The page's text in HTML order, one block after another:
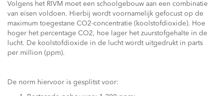
Volgens het RIVM moet een schoolgebouw aan een combinatie
van eisen voldoen. Hierbij wordt voornamelijk gefocust op de
maximum toegestane CO2-concentratie (koolstofdioxide). Hoe
hoger het percentage CO2, hoe lager het zuurstofgehalte in de
lucht. De koolstofdioxide in de lucht wordt uitgedrukt in parts
per million (ppm).
De norm hiervoor is gesplitst voor: